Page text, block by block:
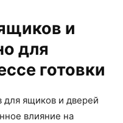
и
для
готовки
ящиков и дверей
влияние на